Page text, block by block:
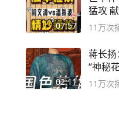
07:57
猛攻 献卒催杀 潘大师精妙入
局
11万次
02:11
蒋长
“神秘
奸？
11万次